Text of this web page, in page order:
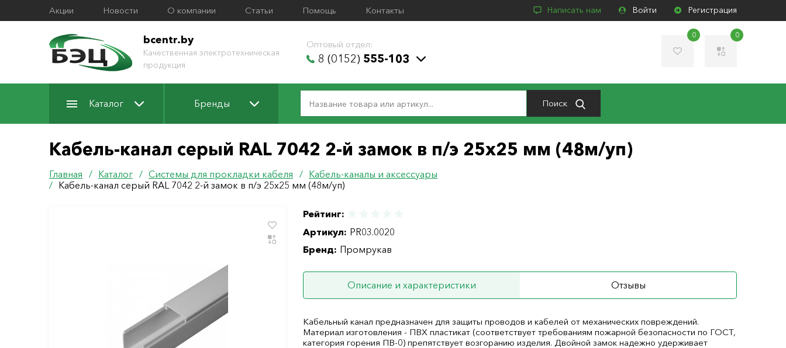
Акции Новости О компании Статьи Помощь Контакты Написать нам Войти Регистрация
bcentr.by
Качественная электротехническая
продукция
Оптовый отдел:
8 (0152) 555-103
0 0
Каталог Бренды Поиск
Кабель-канал серый RAL 7042 2-й замок в п/э 25х25 мм (48м/уп)
Главная / Каталог / Системы для прокладки кабеля / Кабель-каналы и аксессуары
/ Кабель-канал серый RAL 7042 2-й замок в п/э 25х25 мм (48м/уп)
Рейтинг:
Артикул: PR03.0020
Бренд: Промрукав
Описание и характеристики Отзывы
Кабельный канал предназначен для защиты проводов и кабелей от механических повреждений.
Материал изготовления - ПВХ пластикат (соответствует требованиям пожарной безопасности по ГОСТ,
категория горения ПВ-0) препятствует возгоранию изделия. Двойной замок надежно удерживает